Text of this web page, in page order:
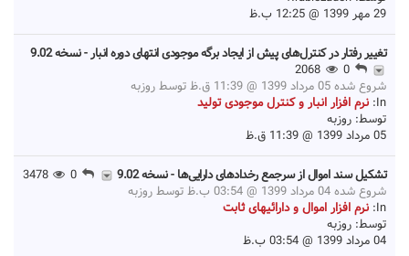
29 مهر 1399 @ 12:25 ب.ظ
تغییر رفتار در کنترل‌های پیش از ایجاد برگه موجودی انتهای دوره‌ انبار - نسخه 9.02
0
شروع شده 05 مرداد 1399 @ 11:39 ق.ظ توسط
روزبه
In: نرم افزار انبار و کنترل موجودی تولید
توسط: روزبه
05 مرداد 1399 @ 11:39 ق.ظ
تشکیل سند اموال از سرجمع رخدادهای دارایی‌ها - نسخه 9.02
3478
شروع شده 04 مرداد 1399 @ 03:54 ب.ظ توسط
روزبه
In: نرم افزار اموال و دارائیهای ثابت
توسط: روزبه
04 مرداد 1399 @ 03:54 ب.ظ